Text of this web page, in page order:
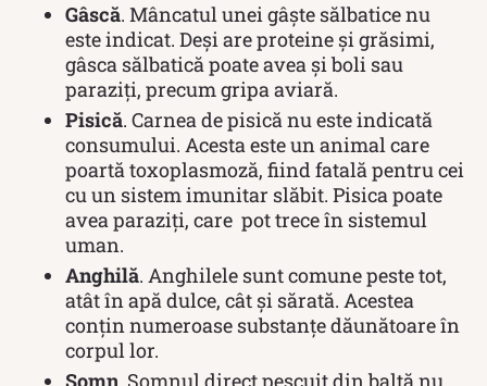
Gâscă. Mâncatul unei gâște sălbatice nu
este indicat. Deși are proteine și grăsimi,
gâsca sălbatică poate avea și boli sau
paraziți, precum gripa aviară.
Pisică. Carnea de pisică nu este indicată
consumului. Acesta este un animal care
poartă toxoplasmoză, fiind fatală pentru cei
cu un sistem imunitar slăbit. Pisica poate
avea paraziți, care pot trece în sistemul
uman.
Anghilă. Anghilele sunt comune peste tot,
atât în apă dulce, cât și sărată. Acestea
conțin numeroase substanțe dăunătoare în
corpul lor.